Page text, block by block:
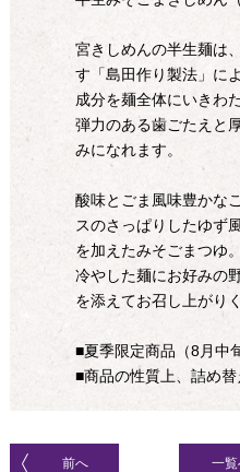
宮きしめんの半生麺は
す「島田作り製法」に
成分を麺全体にいきわ
弾力のある歯ごたえと
みになれます。
酸味とごま風味豊かな
スのさっぱりしたゆず
を加えたみそごまつゆ。
冷やした麺にお好みの
を添えてお召し上がり
■夏季限定商品（8月中
■商品の性質上、詰め替
前へ 一覧